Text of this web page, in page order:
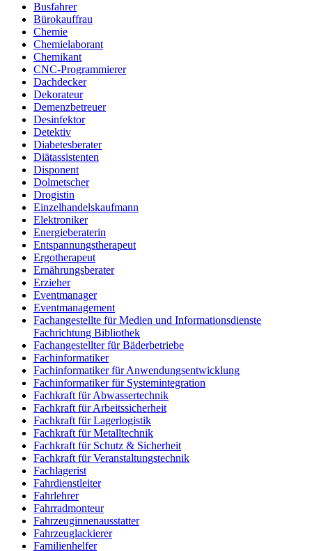
Busfahrer
Bürokauffrau
Chemie
Chemielaborant
Chemikant
CNC-Programmierer
Dachdecker
Dekorateur
Demenzbetreuer
Desinfektor
Detektiv
Diabetesberater
Diätassistenten
Disponent
Dolmetscher
Drogistin
Einzelhandelskaufmann
Elektroniker
Energieberaterin
Entspannungstherapeut
Ergotherapeut
Ernährungsberater
Erzieher
Eventmanager
Eventmanagement
Fachangestellte für Medien und Informationsdienste
Fachrichtung Bibliothek
Fachangestellter für Bäderbetriebe
Fachinformatiker
Fachinformatiker für Anwendungsentwicklung
Fachinformatiker für Systemintegration
Fachkraft für Abwassertechnik
Fachkraft für Arbeitssicherheit
Fachkraft für Lagerlogistik
Fachkraft für Metalltechnik
Fachkraft für Schutz & Sicherheit
Fachkraft für Veranstaltungstechnik
Fachlagerist
Fahrdienstleiter
Fahrlehrer
Fahrradmonteur
Fahrzeuginnenausstatter
Fahrzeuglackierer
Familienhelfer